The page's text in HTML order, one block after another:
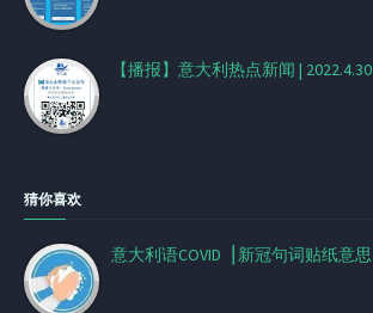
【播报】意大利热点新闻 | 2022.4.30
猜你喜欢
意大利语COVID▕ 新冠句词贴纸意思